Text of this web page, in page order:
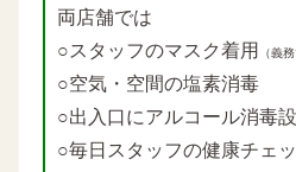
両店舗では
○スタッフのマスク着用
（義
○空気・空間の塩素消毒
○出入口にアルコール消毒
○毎日スタッフの健康チェ